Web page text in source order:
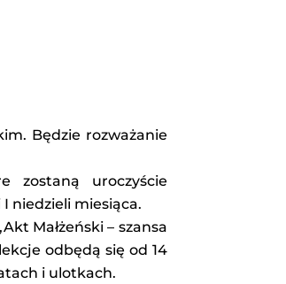
Będzie rozważanie
zostaną uroczyście
niedzieli miesiąca.
Małżeński – szansa
odbędą się od 14
i ulotkach.